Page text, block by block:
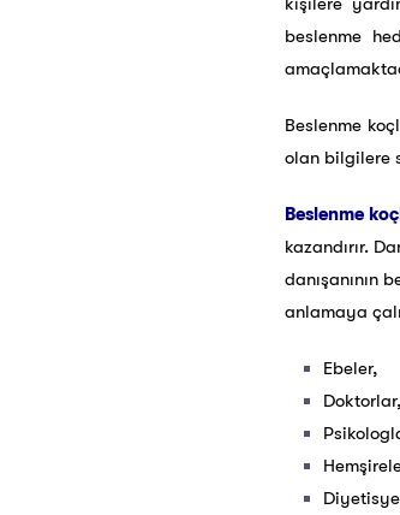
beslenme
Beslenme
olan bilgilere
Beslenme
kazandırır.
danışanının
anlamaya
Ebeler,
Doktorlar,